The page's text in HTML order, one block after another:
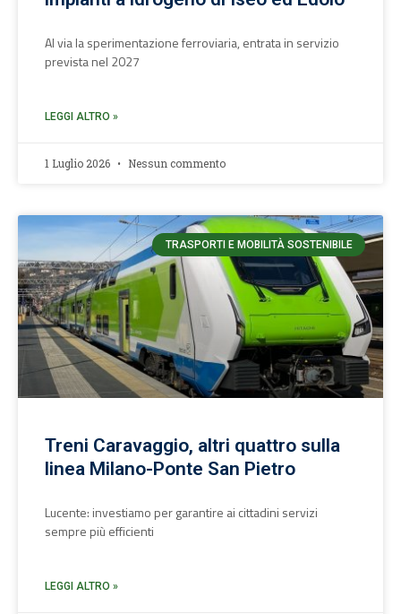
Al via la sperimentazione ferroviaria, entrata in servizio
prevista nel 2027
LEGGI ALTRO »
1 Luglio 2026 Nessun commento
TRASPORTI E MOBILITÀ SOSTENIBILE
Treni Caravaggio, altri quattro sulla
linea Milano-Ponte San Pietro
Lucente: investiamo per garantire ai cittadini servizi
sempre più efficienti
LEGGI ALTRO »